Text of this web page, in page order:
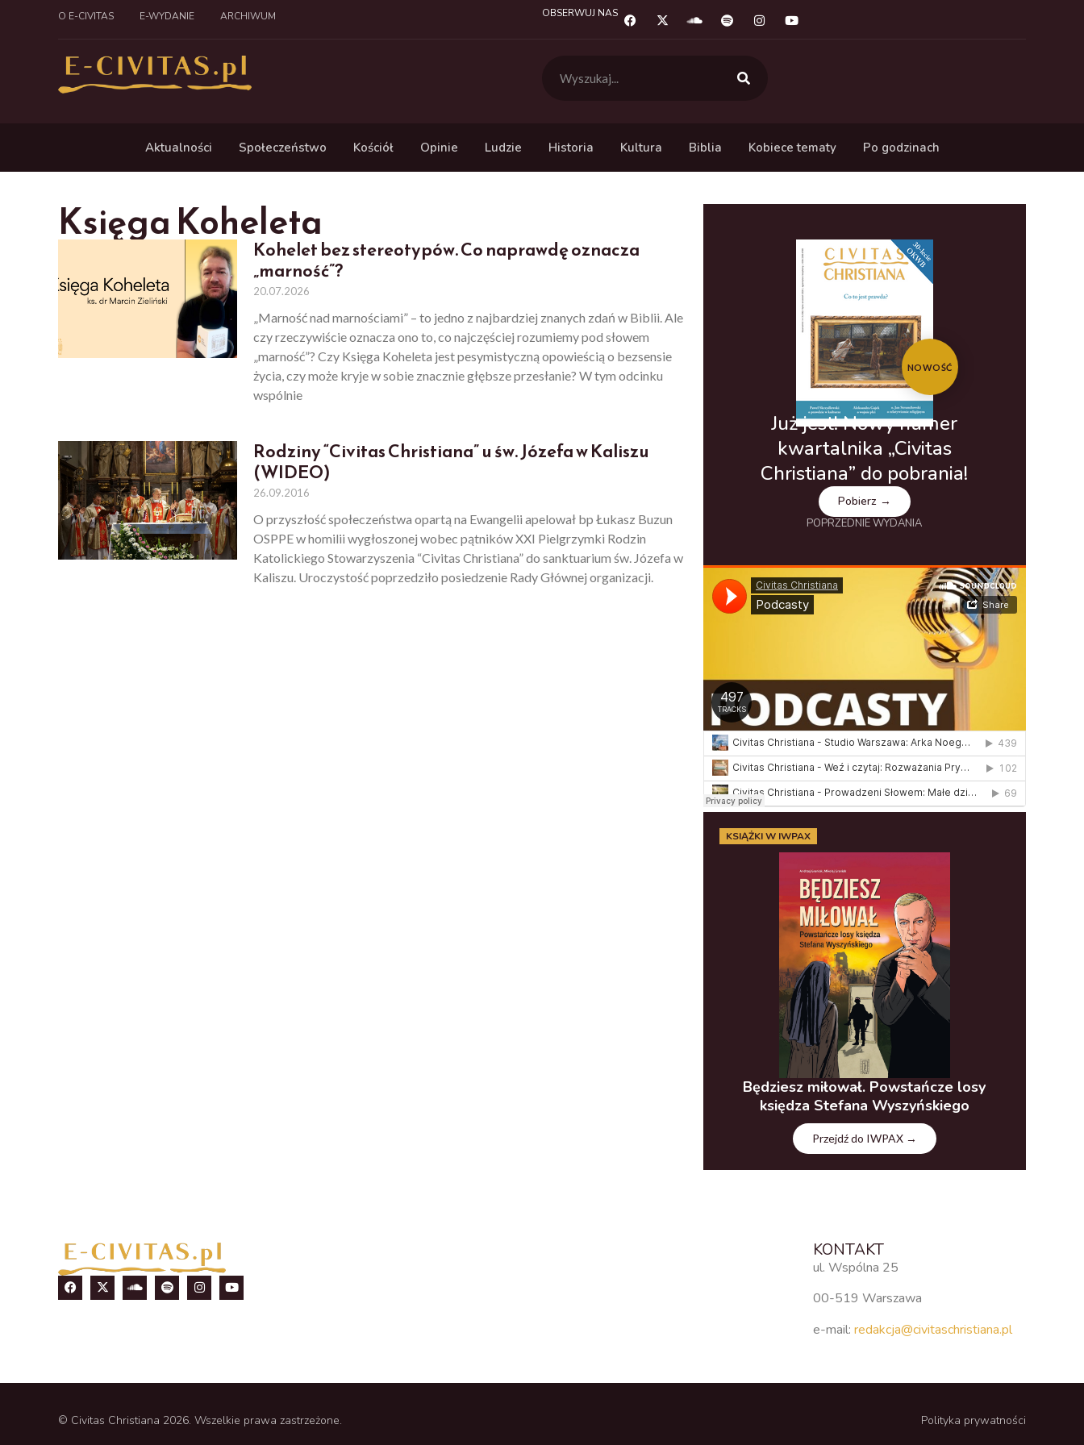
O E-CIVITAS E-WYDANIE ARCHIWUM OBSERWUJ NAS
Aktualności Społeczeństwo Kościół Opinie Ludzie Historia Kultura Biblia Kobiece tematy Po godzinach
Księga Koheleta
Kohelet bez stereotypów. Co naprawdę oznacza
„marność”?
20.07.2026
„Marność nad marnościami” – to jedno z najbardziej znanych zdań w Biblii. Ale
czy rzeczywiście oznacza ono to, co najczęściej rozumiemy pod słowem
„marność”? Czy Księga Koheleta jest pesymistyczną opowieścią o bezsensie
życia, czy może kryje w sobie znacznie głębsze przesłanie? W tym odcinku
wspólnie
Rodziny “Civitas Christiana” u św. Józefa w Kaliszu
(WIDEO)
26.09.2016
O przyszłość społeczeństwa opartą na Ewangelii apelował bp Łukasz Buzun
OSPPE w homilii wygłoszonej wobec pątników XXI Pielgrzymki Rodzin
Katolickiego Stowarzyszenia “Civitas Christiana” do sanktuarium św. Józefa w
Kaliszu. Uroczystość poprzedziło posiedzenie Rady Głównej organizacji.
NOWOŚĆ
Już jest! Nowy numer
kwartalnika „Civitas
Christiana” do pobrania!
Pobierz →
POPRZEDNIE WYDANIA
KSIĄŻKI W IWPAX
Będziesz miłował. Powstańcze losy
księdza Stefana Wyszyńskiego
Przejdź do IWPAX →
KONTAKT
ul. Wspólna 25
00-519 Warszawa
e-mail: redakcja@civitaschristiana.pl
© Civitas Christiana 2026. Wszelkie prawa zastrzeżone. Polityka prywatności